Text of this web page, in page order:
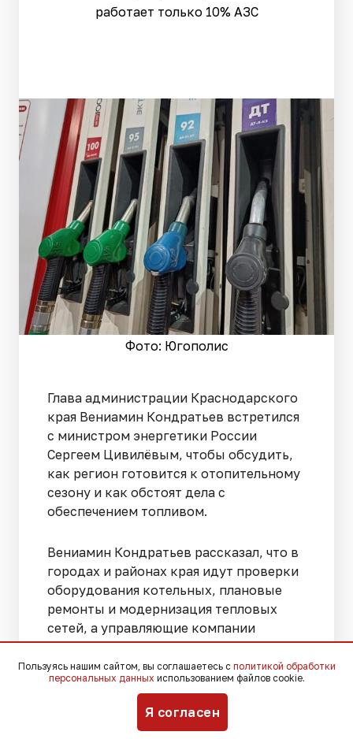
работает только 10% АЗС
Фото: Югополис
Глава администрации Краснодарского
края Вениамин Кондратьев встретился
с министром энергетики России
Сергеем Цивилёвым, чтобы обсудить,
как регион готовится к отопительному
сезону и как обстоят дела с
обеспечением топливом.
Вениамин Кондратьев рассказал, что в
городах и районах края идут проверки
оборудования котельных, плановые
ремонты и модернизация тепловых
сетей, а управляющие компании
занимаются профилактикой
инженерных коммуникаций в
многоквартирных домах.
Особое внимание уделили ситуации с
Пользуясь нашим сайтом, вы соглашаетесь с политикой обработки
персональных данных использованием файлов cookie.
Я согласен